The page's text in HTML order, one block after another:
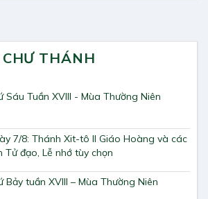
THÁNH
Sáu Tuần XVIII - Mùa Thường Niên
7/8: Thánh Xit-tô II Giáo Hoàng và các
Tử đạo, Lễ nhớ tùy chọn
Bảy tuần XVIII – Mùa Thường Niên